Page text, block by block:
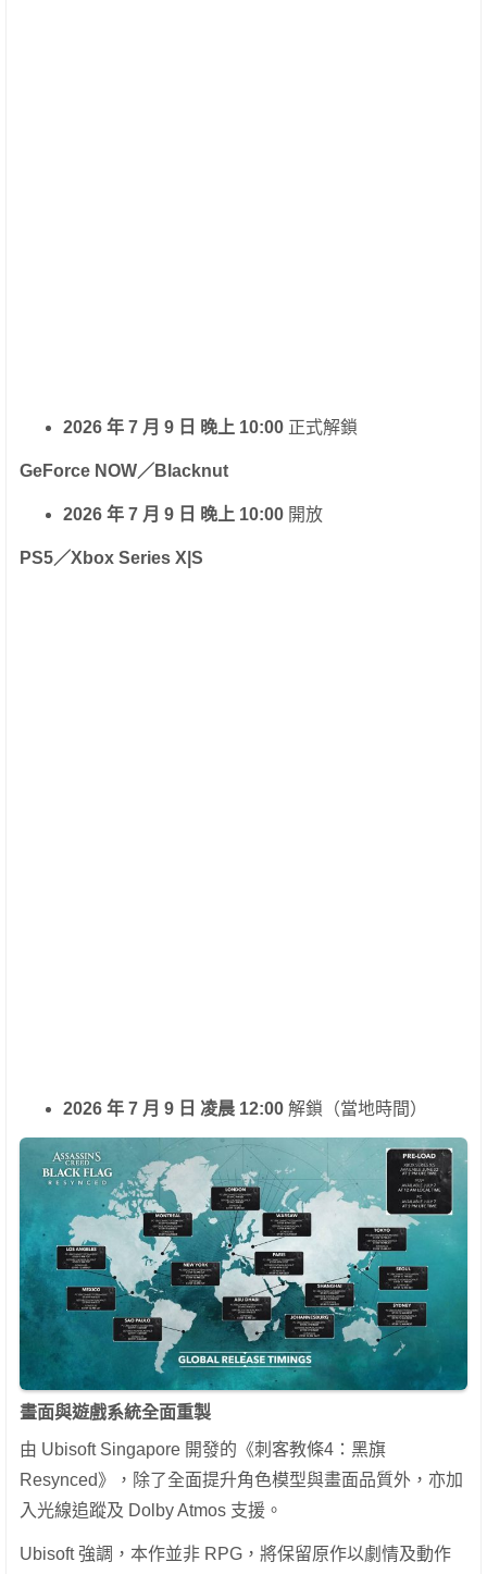
2026 年 7 月 9 日 晚上 10:00 正式解鎖
GeForce NOW／Blacknut
2026 年 7 月 9 日 晚上 10:00 開放
PS5／Xbox Series X|S
2026 年 7 月 9 日 凌晨 12:00 解鎖（當地時間）
畫面與遊戲系統全面重製
由 Ubisoft Singapore 開發的《刺客教條4：黑旗
Resynced》，除了全面提升角色模型與畫面品質外，亦加
入光線追蹤及 Dolby Atmos 支援。
Ubisoft 強調，本作並非 RPG，將保留原作以劇情及動作